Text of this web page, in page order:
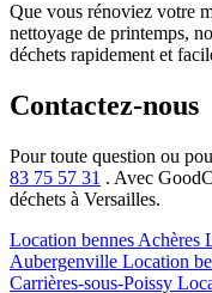
Que vous rénoviez votre
nettoyage de printemps,
déchets rapidement et
Contactez-nous
Pour toute question ou
83 75 57 31 . Avec
déchets à Versailles.
Location bennes Achères
Aubergenville Location
Carrières-sous-Poissy